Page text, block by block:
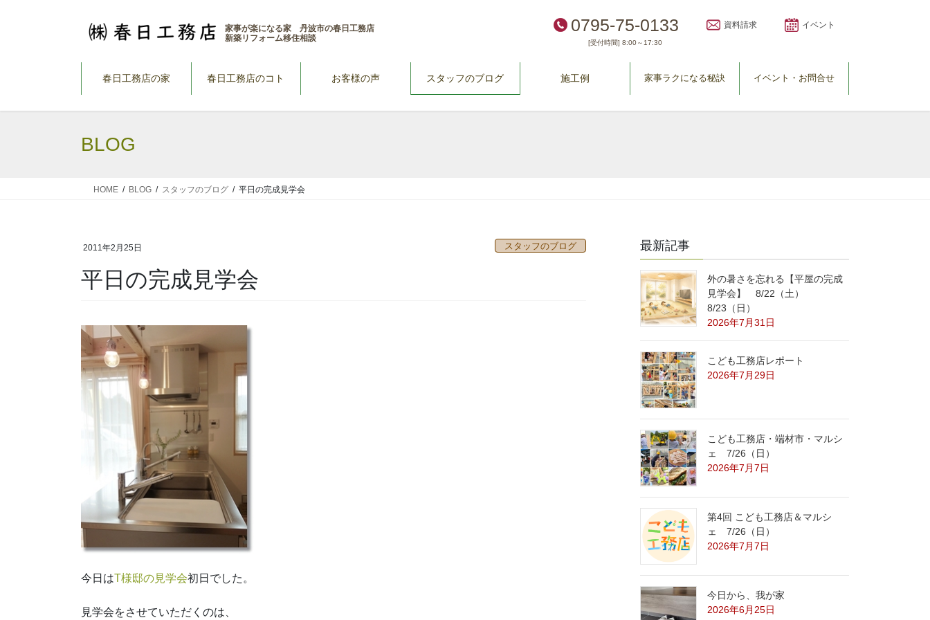
家事が楽になる家 丹波市の春日工務店
新築リフォーム移住相談
0795-75-0133
[受付時間] 8:00～17:30
資料請求 イベント
春日工務店の家 春日工務店のコト お客様の声 スタッフのブログ 施工例 家事ラクになる秘訣 イベント・お問合せ
BLOG
HOME BLOG スタッフのブログ 平日の完成見学会
2011年2月25日 スタッフのブログ
平日の完成見学会
今日はT様邸の見学会初日でした。
見学会をさせていただくのは、
最新記事
外の暑さを忘れる【平屋の完成
見学会】 8/22（土）
8/23（日）
2026年7月31日
こども工務店レポート
2026年7月29日
こども工務店・端材市・マルシ
ェ 7/26（日）
2026年7月7日
第4回 こども工務店＆マルシ
ェ 7/26（日）
2026年7月7日
今日から、我が家
2026年6月25日